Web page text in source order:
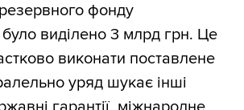
фонду
виділено 3 млрд грн. Це
виконати поставлене
уряд шукає інші